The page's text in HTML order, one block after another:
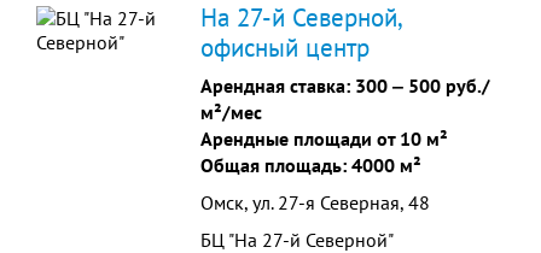
На 27-й Северной,
офисный центр
Арендная ставка: 300 ‒ 500 руб./
м²/мес
Арендные площади от 10 м²
Общая площадь: 4000 м²
Омск, ул. 27-я Северная, 48
БЦ "На 27-й Северной"